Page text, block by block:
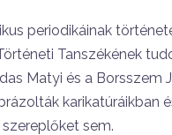
periodikáinak
Tanszékének
Matyi és a Borsszem
karikatúráikban
sem.